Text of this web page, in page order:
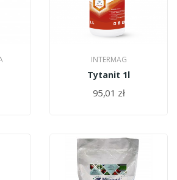
INTERMAG
Tytanit 1l
95,01 zł